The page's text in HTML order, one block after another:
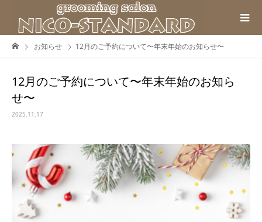
お知らせ 12月のご予約について〜年末年始のお知らせ〜
12月のご予約について〜年末年始のお知ら
せ〜
2025.11.17